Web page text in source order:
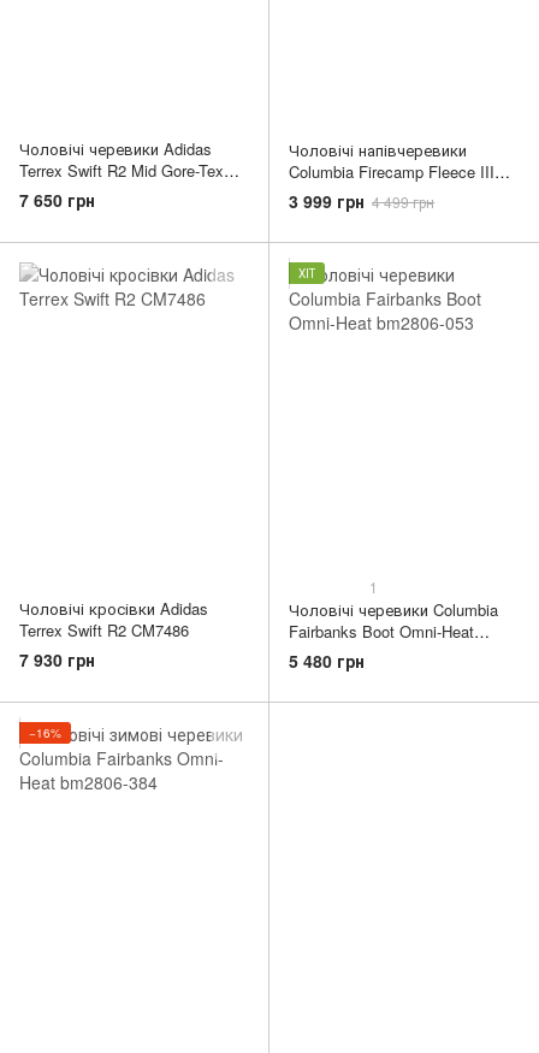
Чоловічі черевики Adidas
Terrex Swift R2 Mid Gore-Tex
cm7500
7 650 грн
Чоловічі напівчеревики
Columbia Firecamp Fleece III
bm0820-053
3 999 грн 4 499 грн
Чоловічі кросівки Adidas
Terrex Swift R2 CM7486
7 930 грн
ХІТ
1
Чоловічі черевики Columbia
Fairbanks Boot Omni-Heat
bm2806-053
5 480 грн
−16%